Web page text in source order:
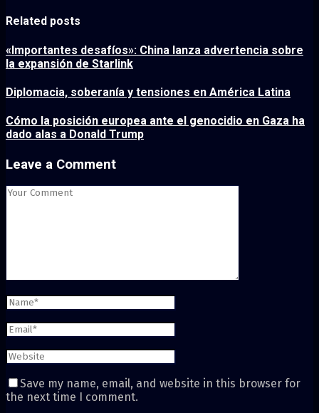
Related posts
«Importantes desafíos»: China lanza advertencia sobre
la expansión de Starlink
Diplomacia, soberanía y tensiones en América Latina
Cómo la posición europea ante el genocidio en Gaza ha
dado alas a Donald Trump
Leave a Comment
Save my name, email, and website in this browser for
the next time I comment.